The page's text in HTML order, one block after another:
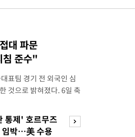
대 파문
침 준수"
표팀 경기 전 외국인 심
것으로 밝혀졌다. 6일 축
축구협회가 2011~2012
사실을 확인했다. 당시
등 10여 명에게 한 번에
통제' 호르무즈
임박…美 수용